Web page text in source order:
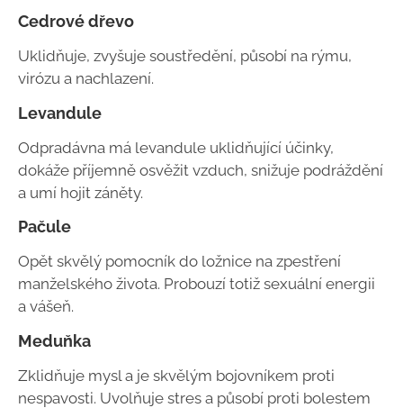
Cedrové dřevo
Uklidňuje, zvyšuje soustředění, působí na rýmu,
virózu a nachlazení.
Levandule
Odpradávna má levandule uklidňující účinky,
dokáže příjemně osvěžit vzduch, snižuje podráždění
a umí hojit záněty.
Pačule
Opět skvělý pomocník do ložnice na zpestření
manželského života. Probouzí totiž sexuální energii
a vášeň.
Meduňka
Zklidňuje mysl a je skvělým bojovníkem proti
nespavosti. Uvolňuje stres a působí proti bolestem